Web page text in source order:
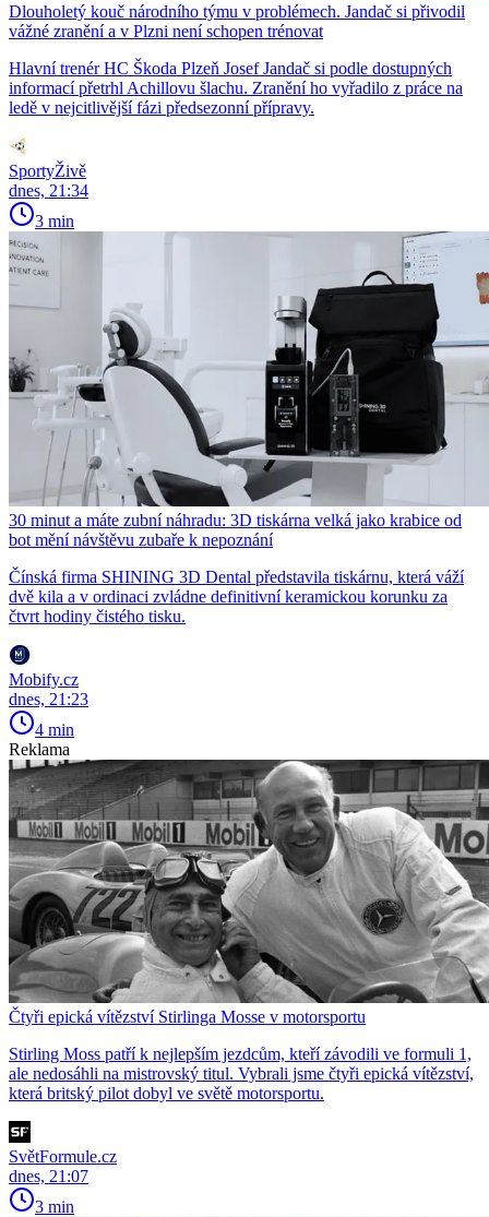
Dlouholetý kouč národního týmu v problémech. Jandač si přivodil
vážné zranění a v Plzni není schopen trénovat
Hlavní trenér HC Škoda Plzeň Josef Jandač si podle dostupných
informací přetrhl Achillovu šlachu. Zranění ho vyřadilo z práce na
ledě v nejcitlivější fázi předsezonní přípravy.
SportyŽivě
dnes, 21:34
3 min
30 minut a máte zubní náhradu: 3D tiskárna velká jako krabice od
bot mění návštěvu zubaře k nepoznání
Čínská firma SHINING 3D Dental představila tiskárnu, která váží
dvě kila a v ordinaci zvládne definitivní keramickou korunku za
čtvrt hodiny čistého tisku.
Mobify.cz
dnes, 21:23
4 min
Reklama
Čtyři epická vítězství Stirlinga Mosse v motorsportu
Stirling Moss patří k nejlepším jezdcům, kteří závodili ve formuli 1,
ale nedosáhli na mistrovský titul. Vybrali jsme čtyři epická vítězství,
která britský pilot dobyl ve světě motorsportu.
SvětFormule.cz
dnes, 21:07
3 min